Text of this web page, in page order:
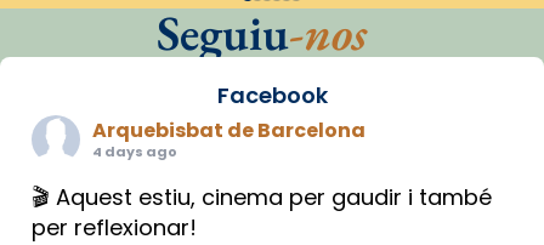
Seguiu-nos
Facebook
Arquebisbat de Barcelona
4 days ago
🎬 Aquest estiu, cinema per gaudir i també
per reflexionar!